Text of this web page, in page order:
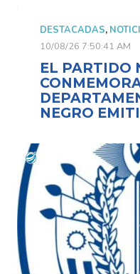
DESTACADAS,
10/08/26 7:50:41 AM
EL PARTIDO
NEGRO